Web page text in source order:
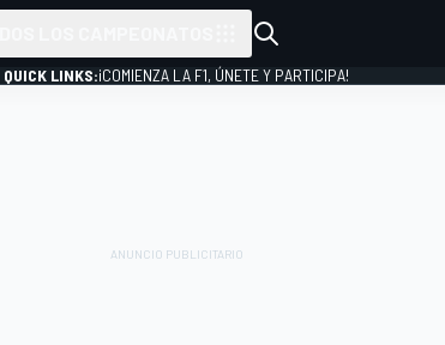
QUICK LINKS:¡COMIENZA LA F1, ÚNETE Y PARTICIPA!